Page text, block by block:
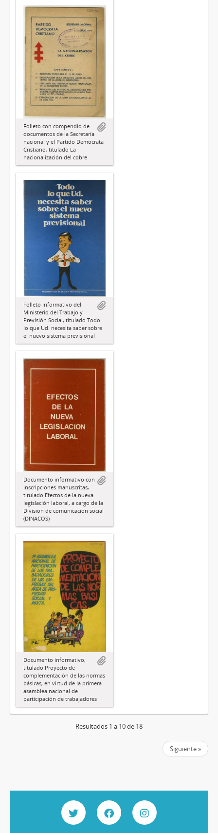
Folleto con compendio de
documentos de la Secretaría
nacional y el Partido Demócrata
Cristiano, titulado La
nacionalización del cobre
Folleto informativo del
Ministerio del Trabajo y
Previsión Social, titulado Todo
lo que Ud. necesita saber sobre
el nuevo sistema previsional
Documento informativo con
inscripciones manuscritas,
titulado Efectos de la nueva
legislación laboral, a cargo de la
División de comunicación social
(DINACOS)
Documento informativo,
titulado Proyecto de
complementación de las normas
básicas, en virtud de la primera
asamblea nacional de
participación de trabajadores
Resultados 1 a 10 de 18
Siguiente »